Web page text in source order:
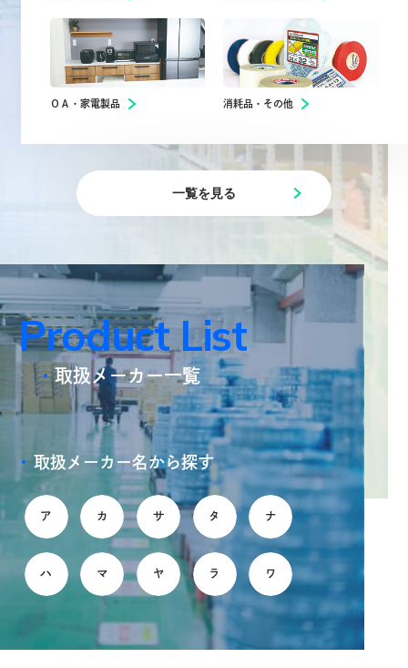
ＯＡ・家電製品 消耗品・その他
一覧を見る
Product List
取扱メーカー一覧
取扱メーカー名から探す
ア カ サ タ ナ
ハ マ ヤ ラ ワ